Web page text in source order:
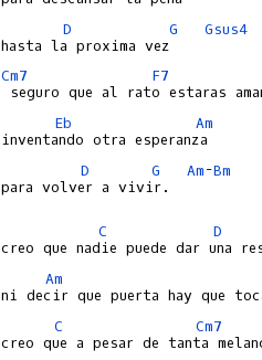
D
G
Gsus4
Cm7
F7
Eb
Am
D
G Am-Bm
para volver a vivir.
C D
Am
C
Cm7